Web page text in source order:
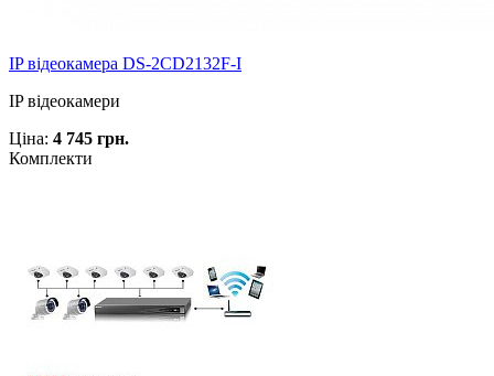
IP відеокамера DS-2CD2132F-I
IP відеокамери
Ціна: 4 745 грн.
Комплекти